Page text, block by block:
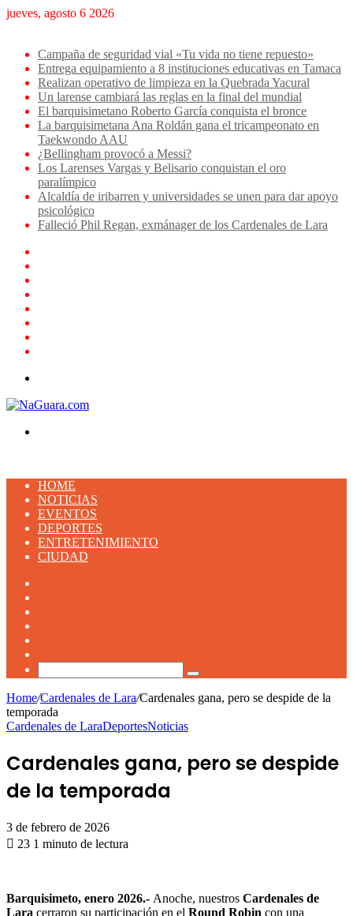
jueves, agosto 6 2026
Campaña de seguridad vial «Tu vida no tiene repuesto»
Entrega equipamiento a 8 instituciones educativas en Tamaca
Realizan operativo de limpieza en la Quebrada Yacural
Un larense cambiará las reglas en la final del mundial
El barquisimetano Roberto García conquista el bronce
La barquisimetana Ana Roldán gana el tricampeonato en
Taekwondo AAU
¿Bellingham provocó a Messi?
Los Larenses Vargas y Belisario conquistan el oro
paralímpico
Alcaldía de iribarren y universidades se unen para dar apoyo
psicológico
Falleció Phil Regan, exmánager de los Cardenales de Lara
HOME
NOTICIAS
EVENTOS
DEPORTES
ENTRETENIMIENTO
CIUDAD
Buscar
Home/Cardenales de Lara/Cardenales gana, pero se despide de la
temporada
Cardenales de LaraDeportesNoticias
Cardenales gana, pero se despide
de la temporada
3 de febrero de 2026
23 1 minuto de lectura
Barquisimeto, enero 2026.- Anoche, nuestros Cardenales de
Lara cerraron su participación en el Round Robin con una